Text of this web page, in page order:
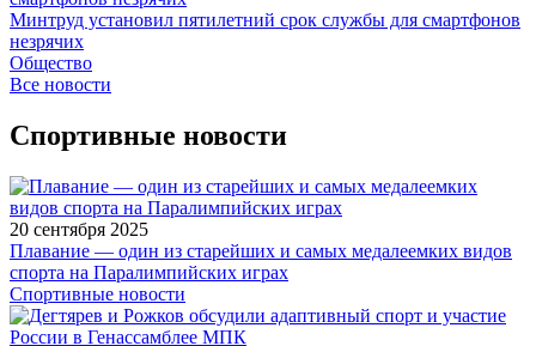
Минтруд установил пятилетний срок службы для смартфонов
незрячих
Общество
Все новости
Спортивные новости
20 сентября 2025
Плавание — один из старейших и самых медалеемких видов
спорта на Паралимпийских играх
Спортивные новости